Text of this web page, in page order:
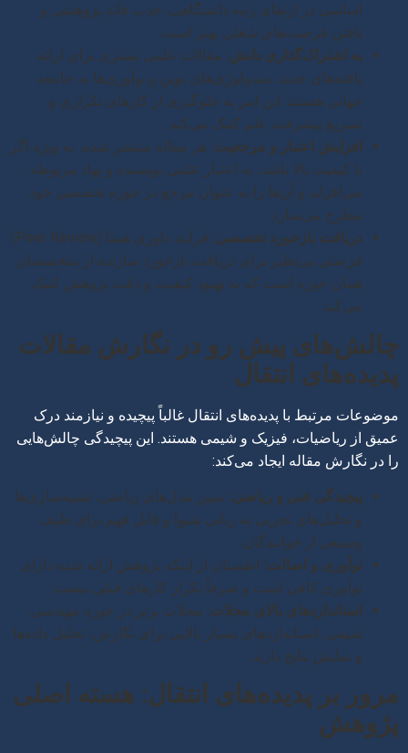
اساسی در ارتقای رتبه دانشگاهی، جذب فاند پژوهشی و
یافتن فرصت‌های شغلی بهتر است.
به اشتراک‌گذاری دانش: مقالات علمی بستری برای ارائه
یافته‌های جدید، متدولوژی‌های نوین و نوآوری‌ها به جامعه
جهانی هستند. این امر به جلوگیری از کارهای تکراری و
تسریع پیشرفت علم کمک می‌کند.
افزایش اعتبار و مرجعیت: هر مقاله منتشر شده، به ویژه اگر
با کیفیت بالا باشد، به اعتبار علمی نویسنده و نهاد مربوطه
می‌افزاید و آن‌ها را به عنوان مرجع در حوزه تخصصی خود
مطرح می‌سازد.
دریافت بازخورد تخصصی:
فرآیند داوری همتا (Peer Review)
فرصتی بی‌نظیر برای دریافت بازخورد سازنده از متخصصان
همان حوزه است که به بهبود کیفیت و دقت پژوهش کمک
می‌کند.
چالش‌های پیش رو در نگارش مقالات
پدیده‌های انتقال
موضوعات مرتبط با پدیده‌های انتقال غالباً پیچیده و نیازمند درک
عمیق از ریاضیات، فیزیک و شیمی هستند. این پیچیدگی چالش‌هایی
را در نگارش مقاله ایجاد می‌کند:
پیچیدگی فنی و ریاضی: تبیین مدل‌های ریاضی، شبیه‌سازی‌ها
و تحلیل‌های تجربی به زبانی شیوا و قابل فهم برای طیف
وسیعی از خوانندگان.
نوآوری و اصالت: اطمینان از اینکه پژوهش ارائه شده دارای
نوآوری کافی است و صرفاً تکرار کارهای قبلی نیست.
استانداردهای بالای مجلات: مجلات برتر در حوزه مهندسی
شیمی، استانداردهای بسیار بالایی برای نگارش، تحلیل داده‌ها
و نمایش نتایج دارند.
مرور بر پدیده‌های انتقال: هسته اصلی
پژوهش